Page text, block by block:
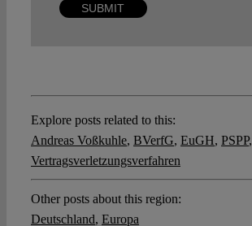
Explore posts related to this:
Andreas Voßkuhle, BVerfG, EuGH, PSPP,
Vertragsverletzungsverfahren
Other posts about this region:
Deutschland, Europa